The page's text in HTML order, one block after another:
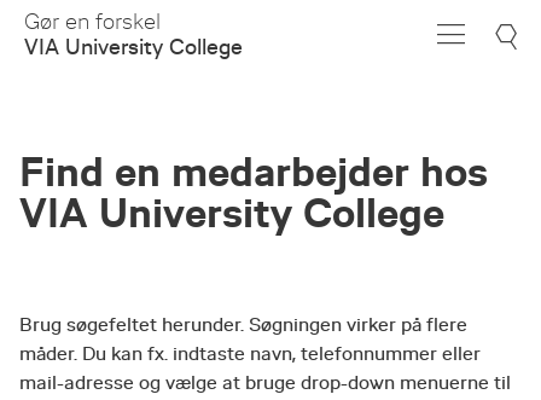
Skip
Main
Gør en forskel
VIA University College
Find en medarbejder hos
VIA University College
Brug søgefeltet herunder. Søgningen virker på flere
måder. Du kan fx. indtaste navn, telefonnummer eller
mail-adresse og vælge at bruge drop-down menuerne til